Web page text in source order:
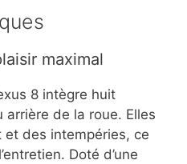
maximal
8 intègre huit
de la roue. Elles
des intempéries, ce
Doté d’une